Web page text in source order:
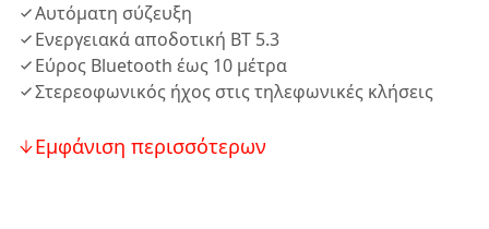
Αυτόματη σύζευξη
Ενεργειακά αποδοτική ΒΤ 5.3
Εύρος Bluetooth έως 10 μέτρα
Στερεοφωνικός ήχος στις τηλεφωνικές κλήσεις
Εμφάνιση περισσότερων